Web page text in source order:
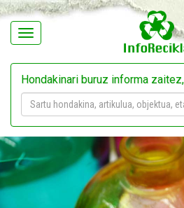
Navegación
Hondakinari buruz informa